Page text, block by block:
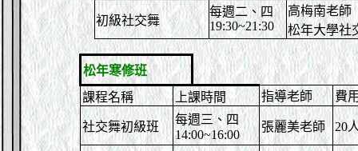
初級社交舞
每週二、四
19:30~21:30
高梅南老師
松年大學社
松年寒修班
課程名稱
上課時間 指導老師 費
社交舞初級班
每週三、四
14:00~16:00
張麗美老師 20